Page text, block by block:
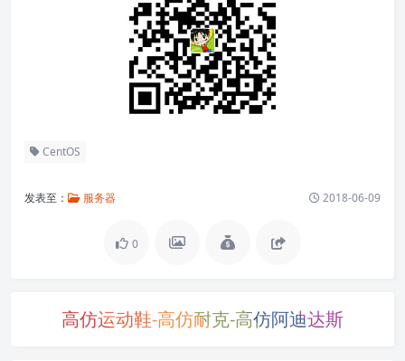
CentOS
发表至： 服务器 2018-06-09
0
高仿运动鞋-高仿耐克-高仿阿迪达斯